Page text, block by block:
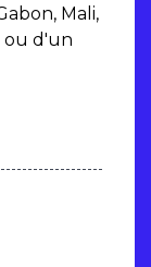
Mali,
ou d'un